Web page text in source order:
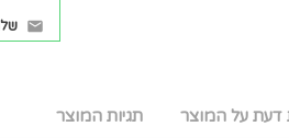
דעת על המוצר תגיות המוצר